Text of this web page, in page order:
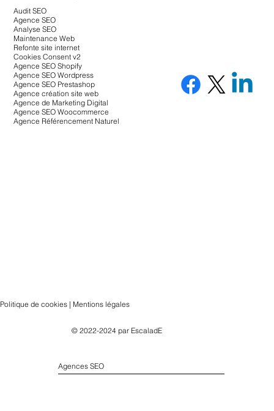
Audit SEO
Agence SEO
Analyse SEO
Maintenance Web
Refonte site internet
Cookies Consent v2
Agence SEO Shopify
Agence SEO Wordpress
Agence SEO Prestashop
Agence création site web
Agence de Marketing Digital
Agence SEO Woocommerce
Agence Référencement Naturel
Politique de cookies | Mentions légales
© 2022-2024 par EscaladE
Agences SEO